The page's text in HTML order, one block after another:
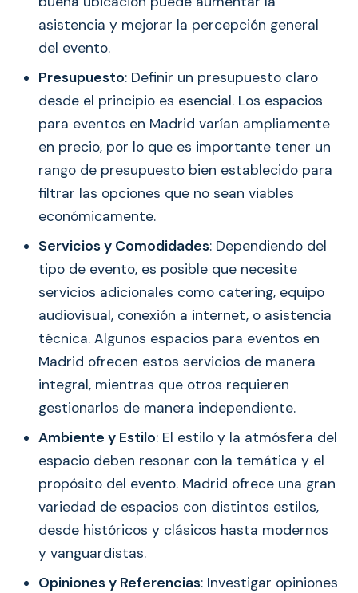
asistencia y mejorar la percepción general
del evento.
Presupuesto: Definir un presupuesto claro
desde el principio es esencial. Los espacios
para eventos en Madrid varían ampliamente
en precio, por lo que es importante tener un
rango de presupuesto bien establecido para
filtrar las opciones que no sean viables
económicamente.
Servicios y Comodidades: Dependiendo del
tipo de evento, es posible que necesite
servicios adicionales como catering, equipo
audiovisual, conexión a internet, o asistencia
técnica. Algunos espacios para eventos en
Madrid ofrecen estos servicios de manera
integral, mientras que otros requieren
gestionarlos de manera independiente.
Ambiente y Estilo: El estilo y la atmósfera del
espacio deben resonar con la temática y el
propósito del evento. Madrid ofrece una gran
variedad de espacios con distintos estilos,
desde históricos y clásicos hasta modernos
y vanguardistas.
Opiniones y Referencias: Investigar opiniones